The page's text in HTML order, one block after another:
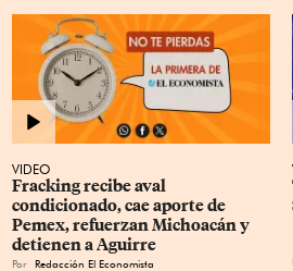
VIDEO
Fracking recibe aval
condicionado, cae aporte de
Pemex, refuerzan Michoacán y
detienen a Aguirre
Por Redacción El Economista